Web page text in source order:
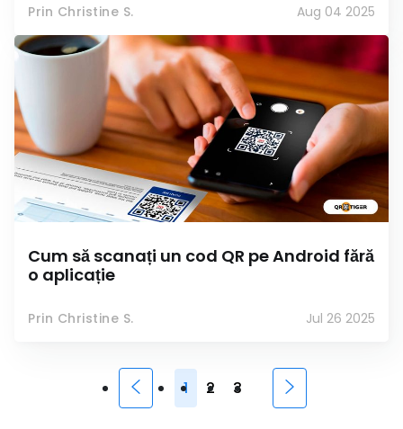
Prin Christine S. Aug 04 2025
Cum să scanați un cod QR pe Android fără
o aplicație
Prin Christine S. Jul 26 2025
1 2 3